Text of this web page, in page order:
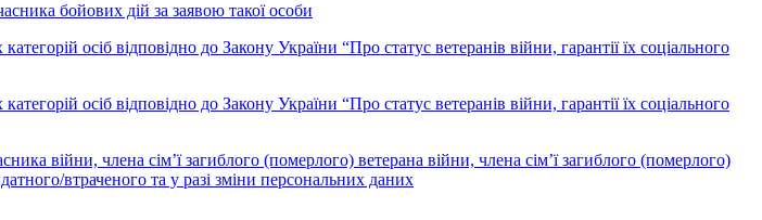
бойових дій за заявою такої особи
осіб відповідно до Закону України “Про статус ветеранів війни, гарантії їх соціального
осіб відповідно до Закону України “Про статус ветеранів війни, гарантії їх соціального
війни, члена сім’ї загиблого (померлого) ветерана війни, члена сім’ї загиблого (померлого)
втраченого та у разі зміни персональних даних